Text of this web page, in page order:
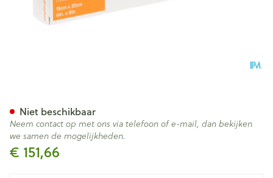
€ 151,66
Niet beschikbaar
Neem contact op met ons via telefoon of e-mail, dan bekijken
we samen de mogelijkheden.